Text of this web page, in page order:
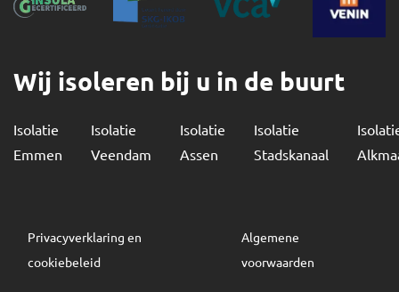
Wij isoleren bij u in de buurt
Isolatie
Emmen
Isolatie
Veendam
Isolatie
Assen
Isolatie
Stadskanaal
Privacyverklaring en
cookiebeleid
Algemene
voorwaarden